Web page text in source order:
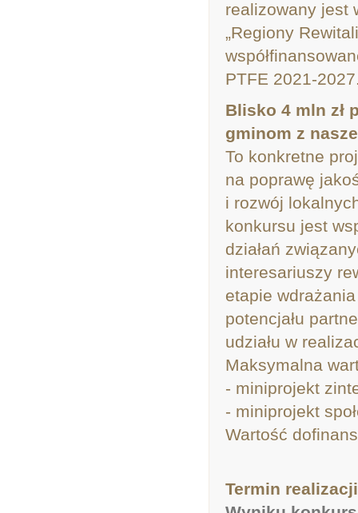
realizowany jest
„Regiony
PTFE 2021-
Blisko 4 mln zł
gminom z
To konkretne
na poprawę
i rozwój
konkursu jest
działań
interesariuszy
etapie
potencjału
udziału w
Maksymalna
- miniprojekt
- miniprojekt
Wartość
Termin